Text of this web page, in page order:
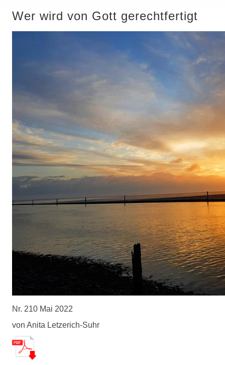
Wer wird von Gott gerechtfertigt
Nr. 210 Mai 2022
von Anita Letzerich-Suhr